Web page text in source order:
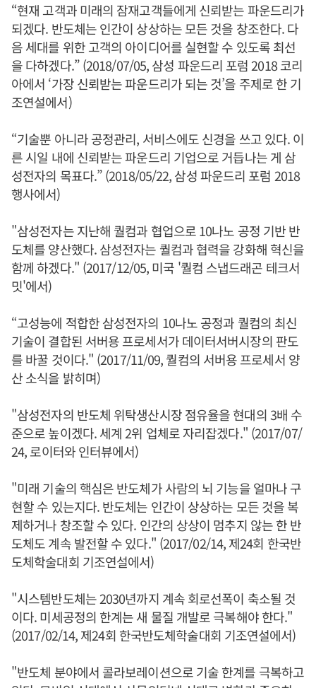
“현재 고객과 미래의 잠재고객들에게 신뢰받는 파운드리가
되겠다. 반도체는 인간이 상상하는 모든 것을 창조한다. 다
음 세대를 위한 고객의 아이디어를 실현할 수 있도록 최선
을 다하겠다.” (2018/07/05, 삼성 파운드리 포럼 2018 코리
아에서 ‘가장 신뢰받는 파운드리가 되는 것’을 주제로 한 기
조연설에서)
“기술뿐 아니라 공정관리, 서비스에도 신경을 쓰고 있다. 이
른 시일 내에 신뢰받는 파운드리 기업으로 거듭나는 게 삼
성전자의 목표다.” (2018/05/22, 삼성 파운드리 포럼 2018
행사에서)
"삼성전자는 지난해 퀄컴과 협업으로 10나노 공정 기반 반
도체를 양산했다. 삼성전자는 퀄컴과 협력을 강화해 혁신을
함께 하겠다." (2017/12/05, 미국 '퀄컴 스냅드래곤 테크서
밋'에서)
“고성능에 적합한 삼성전자의 10나노 공정과 퀄컴의 최신
기술이 결합된 서버용 프로세서가 데이터서버시장의 판도
를 바꿀 것이다." (2017/11/09, 퀄컴의 서버용 프로세서 양
산 소식을 밝히며)
"삼성전자의 반도체 위탁생산시장 점유율을 현대의 3배 수
준으로 높이겠다. 세계 2위 업체로 자리잡겠다." (2017/07/
24, 로이터와 인터뷰에서)
"미래 기술의 핵심은 반도체가 사람의 뇌 기능을 얼마나 구
현할 수 있는지다. 반도체는 인간이 상상하는 모든 것을 복
제하거나 창조할 수 있다. 인간의 상상이 멈추지 않는 한 반
도체도 계속 발전할 수 있다." (2017/02/14, 제24회 한국반
도체학술대회 기조연설에서)
"시스템반도체는 2030년까지 계속 회로선폭이 축소될 것
이다. 미세공정의 한계는 새 물질 개발로 극복해야 한다."
(2017/02/14, 제24회 한국반도체학술대회 기조연설에서)
"반도체 분야에서 콜라보레이션으로 기술 한계를 극복하고